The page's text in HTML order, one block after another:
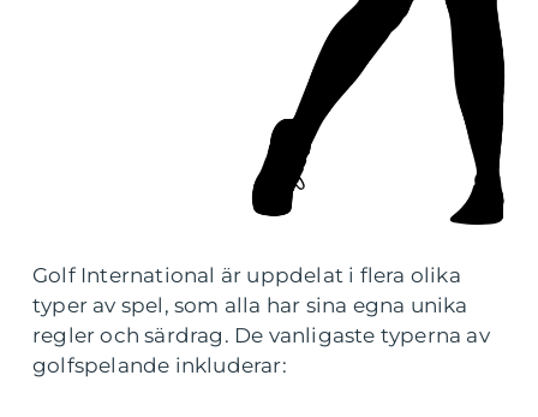
Golf International är uppdelat i flera olika
typer av spel, som alla har sina egna unika
regler och särdrag. De vanligaste typerna av
golfspelande inkluderar: